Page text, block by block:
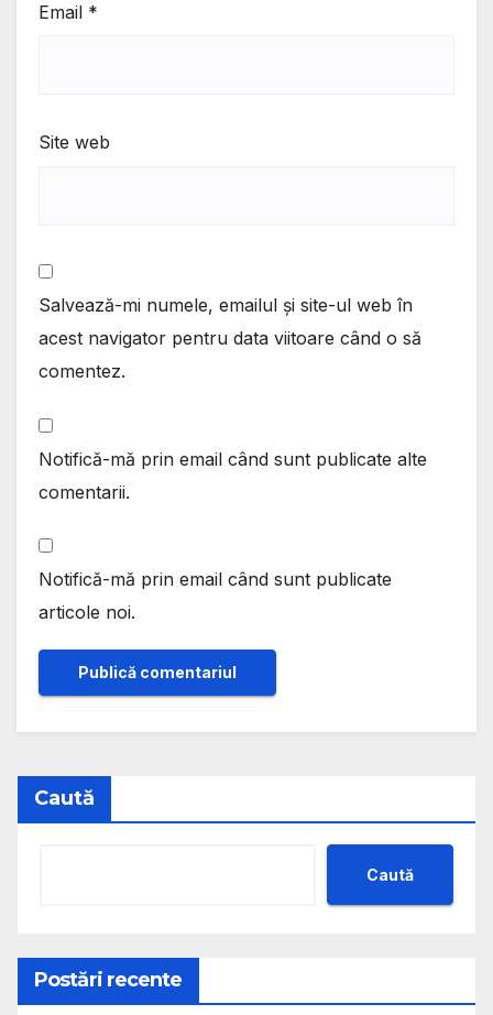
Email *
Site web
Salvează-mi numele, emailul și site-ul web în
acest navigator pentru data viitoare când o să
comentez.
Notifică-mă prin email când sunt publicate alte
comentarii.
Notifică-mă prin email când sunt publicate
articole noi.
Caută
Caută
Postări recente